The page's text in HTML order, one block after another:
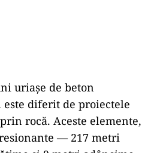
uriașe de beton
diferit de proiectele
rocă. Aceste elemente,
— 217 metri